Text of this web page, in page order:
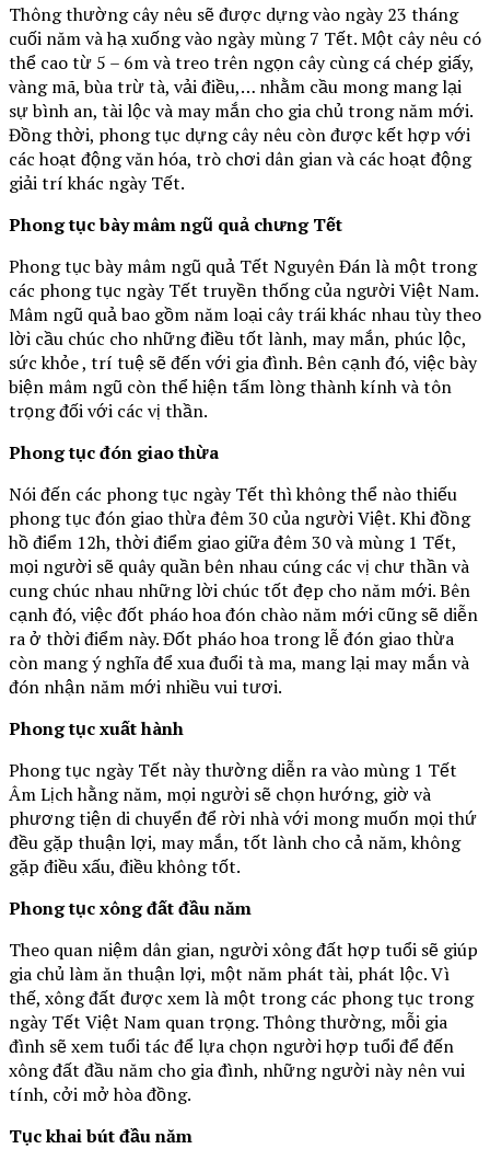
Thông thường cây nêu sẽ được dựng vào ngày 23 tháng
cuối năm và hạ xuống vào ngày mùng 7 Tết. Một cây nêu có
thể cao từ 5 – 6m và treo trên ngọn cây cùng cá chép giấy,
vàng mã, bùa trừ tà, vải điều,… nhằm cầu mong mang lại
sự bình an, tài lộc và may mắn cho gia chủ trong năm mới.
Đồng thời, phong tục dựng cây nêu còn được kết hợp với
các hoạt động văn hóa, trò chơi dân gian và các hoạt động
giải trí khác ngày Tết.
Phong tục bày mâm ngũ quả chưng Tết
Phong tục bày mâm ngũ quả Tết Nguyên Đán là một trong
các phong tục ngày Tết truyền thống của người Việt Nam.
Mâm ngũ quả bao gồm năm loại cây trái khác nhau tùy theo
lời cầu chúc cho những điều tốt lành, may mắn, phúc lộc,
sức khỏe , trí tuệ sẽ đến với gia đình. Bên cạnh đó, việc bày
biện mâm ngũ còn thể hiện tấm lòng thành kính và tôn
trọng đối với các vị thần.
Phong tục đón giao thừa
Nói đến các phong tục ngày Tết thì không thể nào thiếu
phong tục đón giao thừa đêm 30 của người Việt. Khi đồng
hồ điểm 12h, thời điểm giao giữa đêm 30 và mùng 1 Tết,
mọi người sẽ quây quần bên nhau cúng các vị chư thần và
cung chúc nhau những lời chúc tốt đẹp cho năm mới. Bên
cạnh đó, việc đốt pháo hoa đón chào năm mới cũng sẽ diễn
ra ở thời điểm này. Đốt pháo hoa trong lễ đón giao thừa
còn mang ý nghĩa để xua đuổi tà ma, mang lại may mắn và
đón nhận năm mới nhiều vui tươi.
Phong tục xuất hành
Phong tục ngày Tết này thường diễn ra vào mùng 1 Tết
Âm Lịch hằng năm, mọi người sẽ chọn hướng, giờ và
phương tiện di chuyển để rời nhà với mong muốn mọi thứ
đều gặp thuận lợi, may mắn, tốt lành cho cả năm, không
gặp điều xấu, điều không tốt.
Phong tục xông đất đầu năm
Theo quan niệm dân gian, người xông đất hợp tuổi sẽ giúp
gia chủ làm ăn thuận lợi, một năm phát tài, phát lộc. Vì
thế, xông đất được xem là một trong các phong tục trong
ngày Tết Việt Nam quan trọng. Thông thường, mỗi gia
đình sẽ xem tuổi tác để lựa chọn người hợp tuổi để đến
xông đất đầu năm cho gia đình, những người này nên vui
tính, cởi mở hòa đồng.
Tục khai bút đầu năm